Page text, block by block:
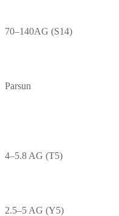
70–140AG (S14)
Parsun
4–5.8 AG (T5)
2.5–5 AG (Y5)